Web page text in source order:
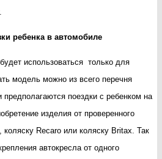
ребенка в автомобиле
использоваться только для
модель можно из всего перечня
поездки с ребенком на
изделия от проверенного
Recaro или коляску Britax. Так
автокресла от одного